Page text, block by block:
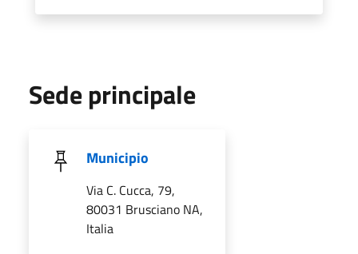
Sede principale
Municipio
Via C. Cucca, 79,
80031 Brusciano NA,
Italia